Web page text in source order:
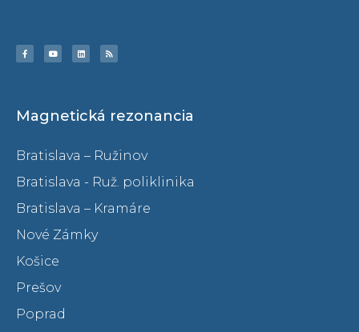
Magnetická rezonancia
Bratislava – Ružinov
Bratislava - Ruž. poliklinika
Bratislava – Kramáre
Nové Zámky
Košice
Prešov
Poprad